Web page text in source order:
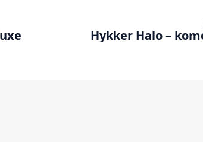
Hykker Halo –